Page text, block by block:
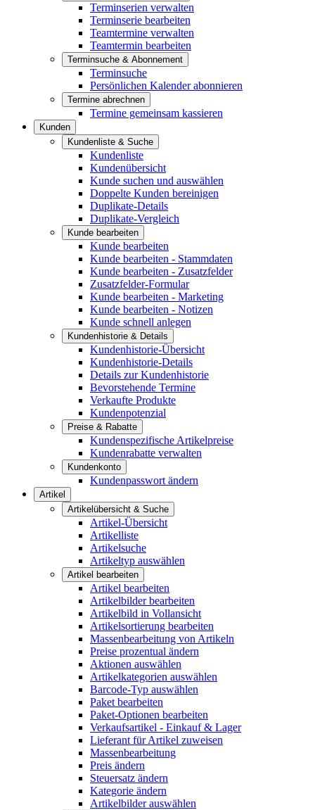
Terminserien verwalten
Terminserie bearbeiten
Teamtermine verwalten
Teamtermin bearbeiten
Terminsuche & Abonnement
Terminsuche
Persönlichen Kalender abonnieren
Termine abrechnen
Termine gemeinsam kassieren
Kunden
Kundenliste & Suche
Kundenliste
Kundenübersicht
Kunde suchen und auswählen
Doppelte Kunden bereinigen
Duplikate-Details
Duplikate-Vergleich
Kunde bearbeiten
Kunde bearbeiten
Kunde bearbeiten - Stammdaten
Kunde bearbeiten - Zusatzfelder
Zusatzfelder-Formular
Kunde bearbeiten - Marketing
Kunde bearbeiten - Notizen
Kunde schnell anlegen
Kundenhistorie & Details
Kundenhistorie-Übersicht
Kundenhistorie-Details
Details zur Kundenhistorie
Bevorstehende Termine
Verkaufte Produkte
Kundenpotenzial
Preise & Rabatte
Kundenspezifische Artikelpreise
Kundenrabatte verwalten
Kundenkonto
Kundenpasswort ändern
Artikel
Artikelübersicht & Suche
Artikel-Übersicht
Artikelliste
Artikelsuche
Artikeltyp auswählen
Artikel bearbeiten
Artikel bearbeiten
Artikelbilder bearbeiten
Artikelbild in Vollansicht
Artikelsortierung bearbeiten
Massenbearbeitung von Artikeln
Preise prozentual ändern
Aktionen auswählen
Artikelkategorien auswählen
Barcode-Typ auswählen
Paket bearbeiten
Paket-Optionen bearbeiten
Verkaufsartikel - Einkauf & Lager
Lieferant für Artikel zuweisen
Massenbearbeitung
Preis ändern
Steuersatz ändern
Kategorie ändern
Artikelbilder auswählen